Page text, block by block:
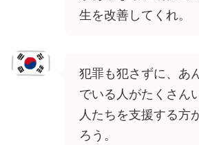
生を改善してくれ。
犯罪も犯さずに、あ
でいる人がたくさん
人たちを支援する方
ろう。